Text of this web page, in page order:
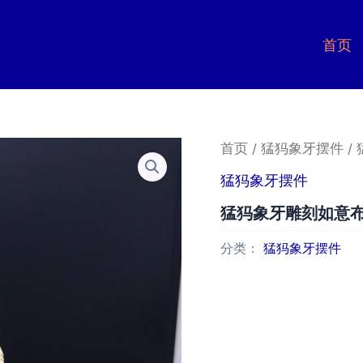
首页
首页 / 猛犸象牙摆件 /
猛犸象牙摆件
猛犸象牙雕刻如意
分类： 猛犸象牙摆件